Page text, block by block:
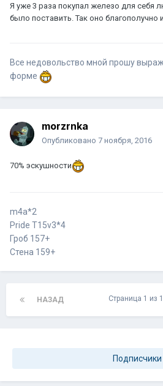
Я уже 3 раза покупал железо для себя
было поставить. Так оно благополучно
Все недовольство мной прошу
форме
morzrnka
Опубликовано 7 ноября, 2016
70% эскушности
m4a*2
Pride T15v3*4
Гроб 157+
Стена 159+
НАЗАД Страница 1 из
Подписчики